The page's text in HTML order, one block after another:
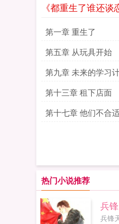
《都重生了谁还
第一章 重生了
第五章 从玩具开始
第九章 未来的学习
第十三章 租下店面
第十七章 他们不合
热门小说推荐
兵
兵锋